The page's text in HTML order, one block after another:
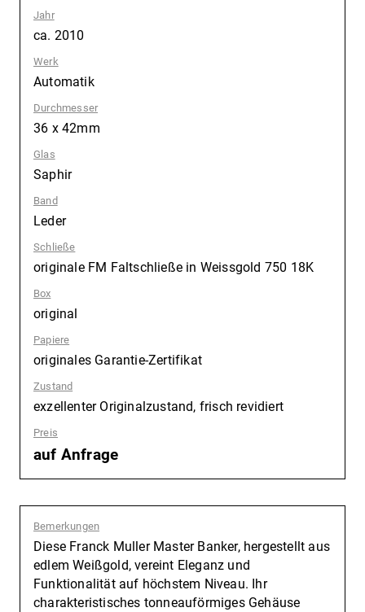
Jahr:
ca. 2010
Werk:
Automatik
Durchmesser
36 x 42mm
Glas
Saphir
Band
Leder
Schließe
originale FM Faltschließe in Weissgold 750 18K
Box
original
Papiere
originales Garantie-Zertifikat
Zustand
exzellenter Originalzustand, frisch revidiert
Preis
auf Anfrage
Bemerkungen
Diese Franck Muller Master Banker, hergestellt aus
edlem Weißgold, vereint Eleganz und
Funktionalität auf höchstem Niveau. Ihr
charakteristisches tonneauförmiges Gehäuse